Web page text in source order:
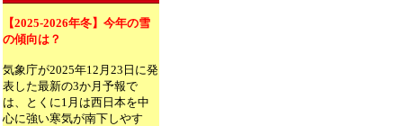
【2025-2026年冬】今年の雪
の傾向は？
気象庁が2025年12月23日に発
表した最新の3か月予報で
は、とくに1月は西日本を中
心に強い寒気が南下しやす